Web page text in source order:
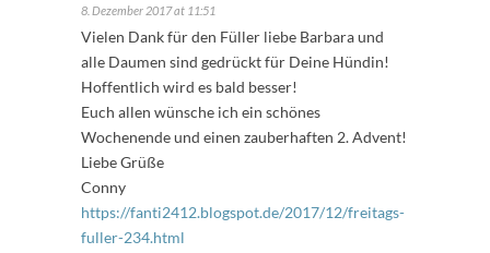
8. Dezember 2017 at 11:51
Vielen Dank für den Füller liebe Barbara und
alle Daumen sind gedrückt für Deine Hündin!
Hoffentlich wird es bald besser!
Euch allen wünsche ich ein schönes
Wochenende und einen zauberhaften 2. Advent!
Liebe Grüße
Conny
https://fanti2412.blogspot.de/2017/12/freitags-
fuller-234.html